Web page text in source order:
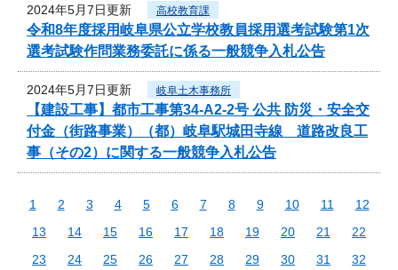
2024年5月7日更新 高校教育課
令和8年度採用岐阜県公立学校教員採用選考試験第1次
選考試験作問業務委託に係る一般競争入札公告
2024年5月7日更新 岐阜土木事務所
【建設工事】都市工事第34-A2-2号 公共 防災・安全交
付金（街路事業）（都）岐阜駅城田寺線 道路改良工
事（その2）に関する一般競争入札公告
1 2 3 4 5 6 7 8 9 10 11
12
13
14 15 16 17 18 19 20 21
22
23
24 25 26 27 28 29 30 31
32